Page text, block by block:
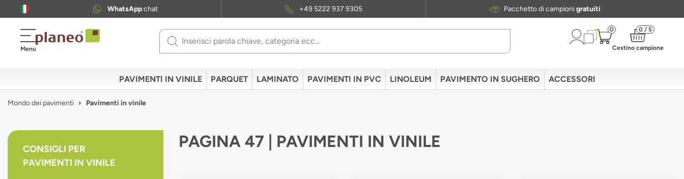
WhatsAppchat +49 5222 937 9305 Pacchetto di campionigratuiti
Menu
Use
down
arrows
Press
0 0 / 5
Cestino campione
PAVIMENTI IN VINILE PARQUET LAMINATO PAVIMENTI IN PVC LINOLEUM PAVIMENTO IN SUGHERO ACCESSORI
Mondo dei pavimenti Pavimenti in vinile
CONSIGLI PER
PAVIMENTI IN VINILE
PAGINA 47 | PAVIMENTI IN VINILE